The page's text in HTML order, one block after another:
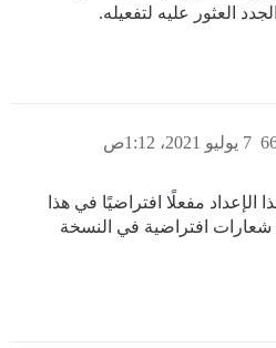
العثور عليه لتفعيله.
7 يوليو 2021، 1:12ص
مفعلًا افتراضيًا في هذا
الإصدار؟ طالما أننا ن shipped شعارات افتراضية في النسخة